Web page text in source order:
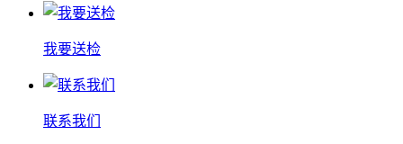
我要送检
联系我们